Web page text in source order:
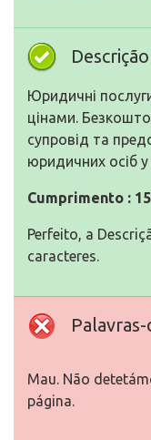
Descrição
Юридичні
цінами.
супровід та
юридичних осіб у
Cumprimento :
Perfeito, a
caracteres.
Palavras-
Mau. Não
página.